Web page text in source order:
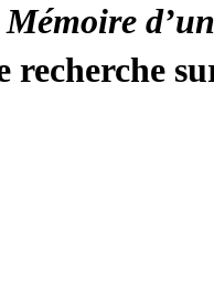
Mémoire
recherche